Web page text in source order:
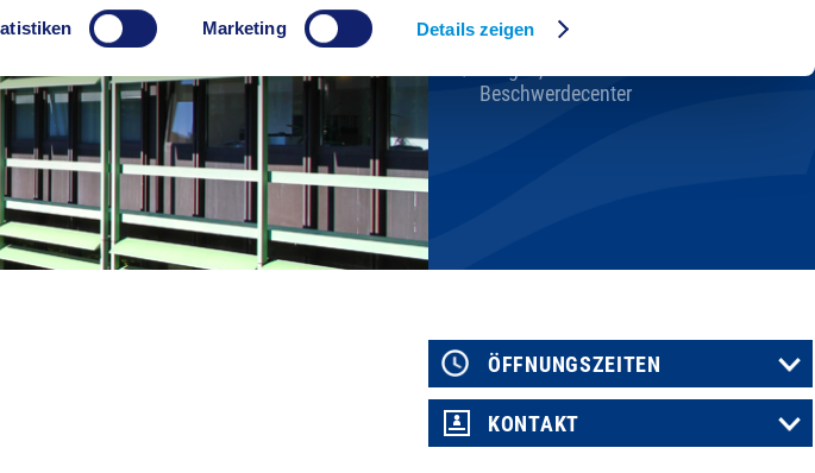
Marketing Details zeigenKarriere beim Kreis
Beschwerdecenter
ÖFFNUNGSZEITEN
KONTAKT